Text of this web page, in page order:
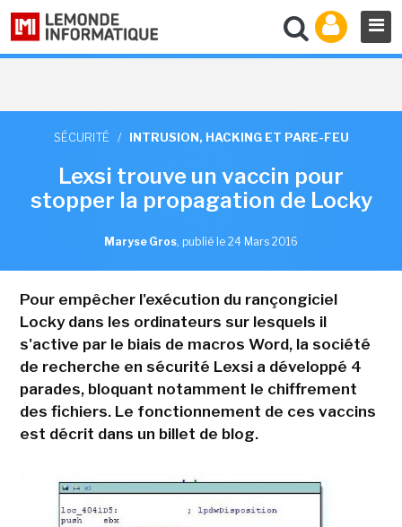
SÉCURITÉ / INTRUSION, HACKING ET PARE-FEU
Lexsi trouve un vaccin pour
stopper la propagation de Locky
Maryse Gros, publié le 24 Mars 2016
Pour empêcher l'exécution du rançongiciel
Locky dans les ordinateurs sur lesquels il
s'active par le biais de macros Word, la société
de recherche en sécurité Lexsi a développé 4
parades, bloquant notamment le chiffrement
des fichiers. Le fonctionnement de ces vaccins
est décrit dans un billet de blog.